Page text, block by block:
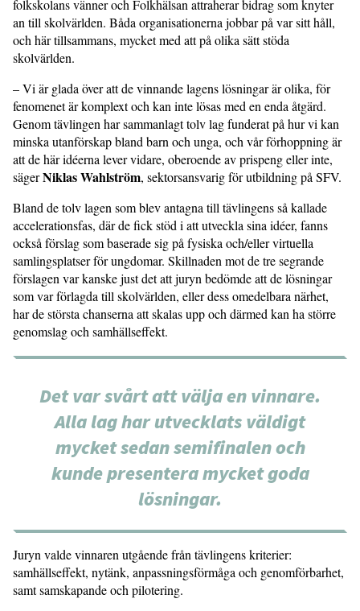
folkskolans vänner och Folkhälsan attraherar bidrag som knyter
an till skolvärlden. Båda organisationerna jobbar på var sitt håll,
och här tillsammans, mycket med att på olika sätt stöda
skolvärlden.
– Vi är glada över att de vinnande lagens lösningar är olika, för
fenomenet är komplext och kan inte lösas med en enda åtgärd.
Genom tävlingen har sammanlagt tolv lag funderat på hur vi kan
minska utanförskap bland barn och unga, och vår förhoppning är
att de här idéerna lever vidare, oberoende av prispeng eller inte,
sägerNiklas Wahlström, sektorsansvarig för utbildning på SFV.
Bland de tolv lagen som blev antagna till tävlingens så kallade
accelerationsfas, där de fick stöd i att utveckla sina idéer, fanns
också förslag som baserade sig på fysiska och/eller virtuella
samlingsplatser för ungdomar. Skillnaden mot de tre segrande
förslagen var kanske just det att juryn bedömde att de lösningar
som var förlagda till skolvärlden, eller dess omedelbara närhet,
har de största chanserna att skalas upp och därmed kan ha större
genomslag och samhällseffekt.
Det var svårt att välja en vinnare.
Alla lag har utvecklats väldigt
mycket sedan semifinalen och
kunde presentera mycket goda
lösningar.
Juryn valde vinnaren utgående från tävlingens kriterier:
samhällseffekt, nytänk, anpassningsförmåga och genomförbarhet,
samt samskapande och pilotering.